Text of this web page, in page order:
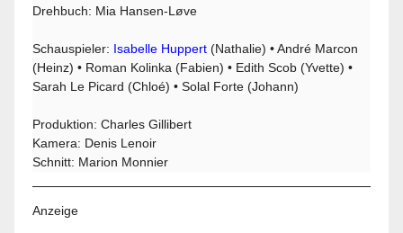
Drehbuch: Mia Hansen-Løve
Schauspieler: Isabelle Huppert (Nathalie) • André Marcon
(Heinz) • Roman Kolinka (Fabien) • Edith Scob (Yvette) •
Sarah Le Picard (Chloé) • Solal Forte (Johann)
Produktion: Charles Gillibert
Kamera: Denis Lenoir
Schnitt: Marion Monnier
Anzeige